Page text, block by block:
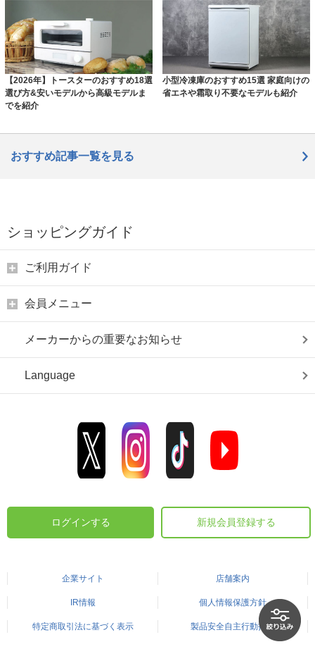
【2026年】トースターのおすすめ18選
選び方&安いモデルから高級モデルま
でを紹介
小型冷凍庫のおすすめ15選 家庭向けの
省エネや霜取り不要なモデルも紹介
おすすめ記事一覧を見る
ショッピングガイド
ご利用ガイド
会員メニュー
メーカーからの重要なお知らせ
Language
ログインする 新規会員登録する
企業サイト 店舗案内
IR情報 個人情報保護方針
特定商取引法に基づく表示 製品安全自主行動指針